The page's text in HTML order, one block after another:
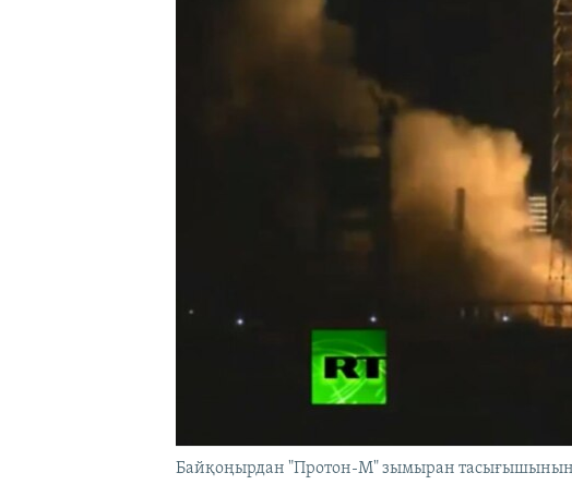
Байқоңырдан "Протон-М" зымыран тасығышының